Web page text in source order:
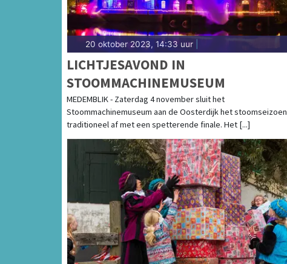
20 oktober 2023, 14:33 uur
LICHTJESAVOND IN
STOOMMACHINEMUSEUM
MEDEMBLIK - Zaterdag 4 november sluit het
Stoommachinemuseum aan de Oosterdijk het stoomseizoen
traditioneel af met een spetterende finale. Het [...]